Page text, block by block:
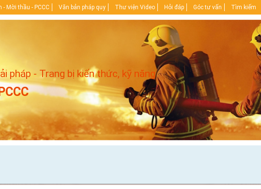
pháp - Trang bị kiến thức, kỹ năng
- Mời thầu - PCCC Văn bản pháp quy Thư viện Video Hỏi đáp Góc tư vấn Tìm kiếm